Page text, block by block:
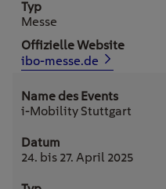
Messe
ibo-messe.de
i-Mobility Stuttgart
24. bis 27. April 2025